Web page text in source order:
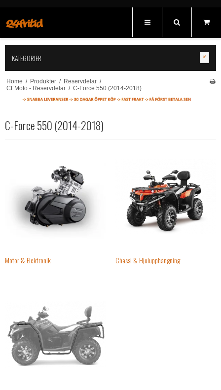
KATEGORIER
Home / Produkter / Reservdelar /
CFMoto - Reservdelar / C-Force 550 (2014-2018)
C-Force 550 (2014-2018)
Motor & Elektronik Chassi & Hjulupphängning